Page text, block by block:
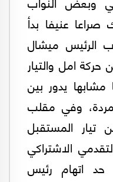
عنيفا بدأ
الرئيس ميشال
امل والتيار
يدور بين
وفي مقلب
تيار المستقبل
الاشتراكي
اتهام رئيس